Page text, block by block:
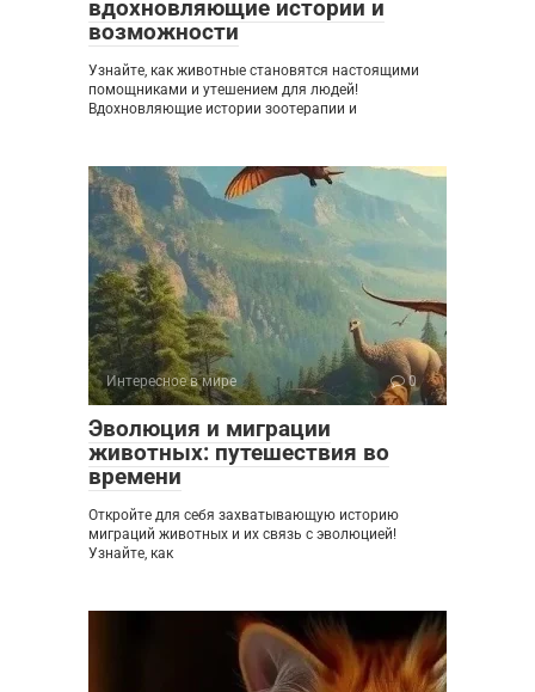
вдохновляющие истории и
возможности
Узнайте, как животные становятся настоящими
помощниками и утешением для людей!
Вдохновляющие истории зоотерапии и
Интересное в мире 0
Эволюция и миграции
животных: путешествия во
времени
Откройте для себя захватывающую историю
миграций животных и их связь с эволюцией!
Узнайте, как